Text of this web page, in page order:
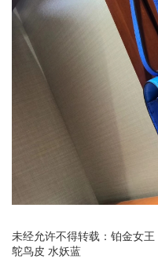
未经允许不得转载： 铂金女王
鸵鸟皮 水妖蓝